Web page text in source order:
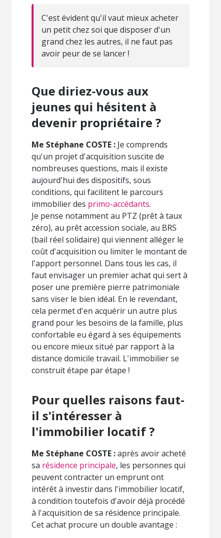
C'est évident qu'il vaut mieux acheter
un petit chez soi que disposer d'un
grand chez les autres, il ne faut pas
avoir peur de se lancer !
Que diriez-vous aux
jeunes qui hésitent à
devenir propriétaire ?
Me Stéphane COSTE : Je comprends
qu'un projet d'acquisition suscite de
nombreuses questions, mais il existe
aujourd'hui des dispositifs, sous
conditions, qui facilitent le parcours
immobilier des primo-accédants.
Je pense notamment au PTZ (prêt à taux
zéro), au prêt accession sociale, au BRS
(bail réel solidaire) qui viennent alléger le
coût d'acquisition ou limiter le montant de
l'apport personnel. Dans tous les cas, il
faut envisager un premier achat qui sert à
poser une première pierre patrimoniale
sans viser le bien idéal. En le revendant,
cela permet d'en acquérir un autre plus
grand pour les besoins de la famille, plus
confortable eu égard à ses équipements
ou encore mieux situé par rapport à la
distance domicile travail. L'immobilier se
construit étape par étape !
Pour quelles raisons faut-
il s'intéresser à
l'immobilier locatif ?
Me Stéphane COSTE :après avoir acheté
sa résidence principale, les personnes qui
peuvent contracter un emprunt ont
intérêt à investir dans l'immobilier locatif,
à condition toutefois d'avoir déjà procédé
à l'acquisition de sa résidence principale.
Cet achat procure un double avantage :